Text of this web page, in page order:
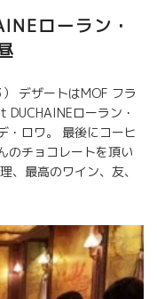
ローラン・
デザートはMOF フラ
ローラン・
・ロワ。 最後にコーヒ
のチョコレートを頂い
、最高のワイン、友、
ない。 皆、忙しい生
段取りしてくれた京子
フご夫妻、ありがとう
なって一緒に飲も